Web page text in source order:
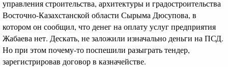
управления строительства, архитектуры и градостроительства
Восточно-Казахстанской области Сырыма Дюсупова, в
котором он сообщил, что денег на оплату услуг предприятия
Жабаева нет. Дескать, не заложили изначально деньги на ПСД.
Но при этом почему-то поспешили разыграть тендер,
зарегистрировав договор в казначействе.